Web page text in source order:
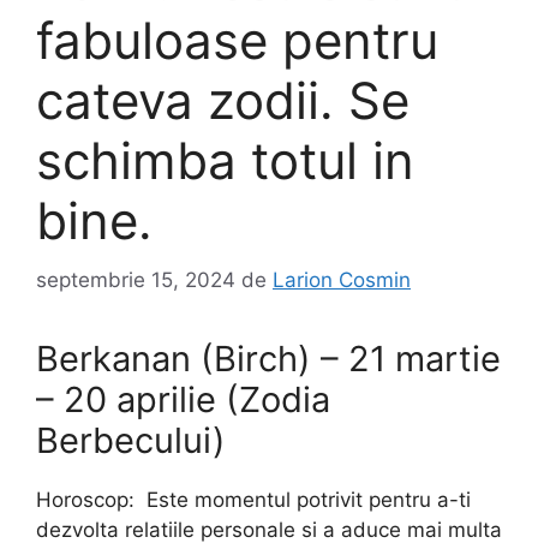
fabuloase pentru
cateva zodii. Se
schimba totul in
bine.
septembrie 15, 2024 de Larion Cosmin
Berkanan (Birch) – 21 martie
– 20 aprilie (Zodia
Berbecului)
Horoscop: Este momentul potrivit pentru a-ti
dezvolta relatiile personale si a aduce mai multa